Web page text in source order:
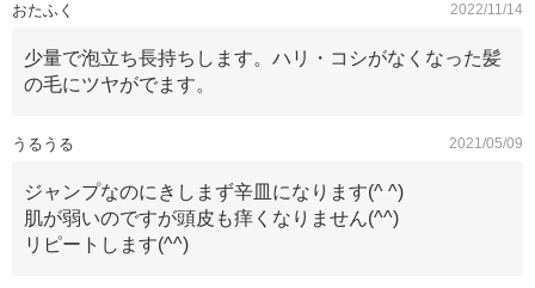
おたふく 2022/11/14
少量で泡立ち長持ちします。ハリ・コシがなくなった髪
の毛にツヤがでます。
うるうる 2021/05/09
ジャンプなのにきしまず辛皿になります(^ ^)
肌が弱いのですが頭皮も痒くなりません(^^)
リピートします(^^)